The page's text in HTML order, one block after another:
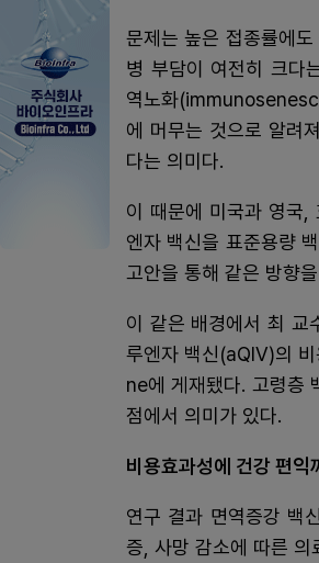
문제는 높은 접종률에
병 부담이 여전히 크다
역노화
에 머무는 것으로 알려
다는 의미다.
이 때문에 미국과 영국
엔자 백신을 표준용량
고안을 통해 같은 방향
이 같은 배경에서 최
루엔자 백신(aQIV)의
ne에 게재됐다. 고령층
점에서 의미가 있다.
비용효과성에 건강 편
연구 결과 면역증강 백
증, 사망 감소에 따른 의